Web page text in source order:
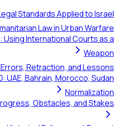
Standards Applied to Israel
Law in Urban Warfare
Using International Courts as a
Weapon
Retraction, and Lessons
UAE, Bahrain, Morocco, Sudan
Normalization
Obstacles, and Stakes